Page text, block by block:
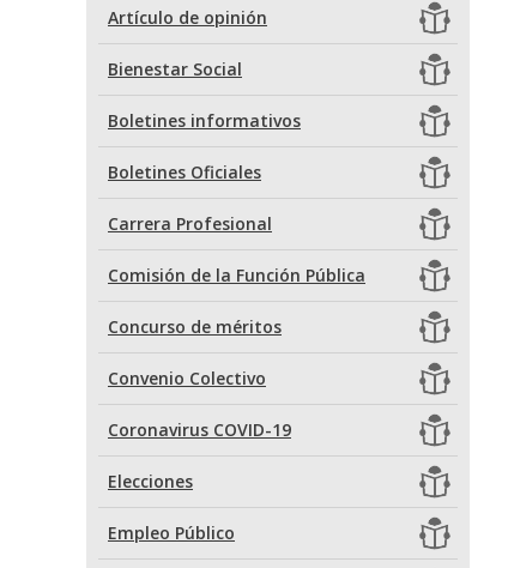
Artículo de opinión
Bienestar Social
Boletines informativos
Boletines Oficiales
Carrera Profesional
Comisión de la Función Pública
Concurso de méritos
Convenio Colectivo
Coronavirus COVID-19
Elecciones
Empleo Público